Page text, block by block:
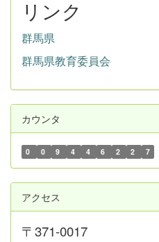
リンク
群馬県
群馬県教育委員会
カウンタ
0 0 9 4 4 6 2 2 7
アクセス
〒371-0017